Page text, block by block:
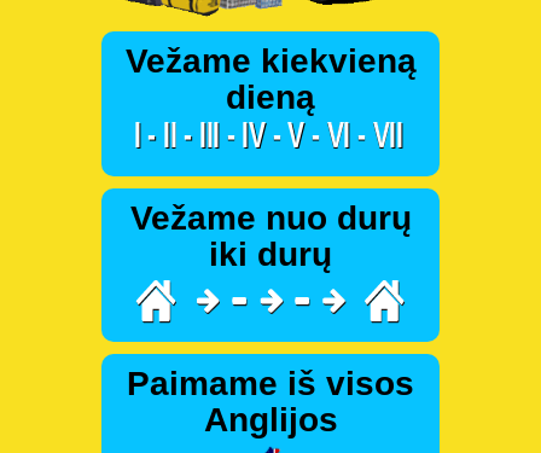
Vežame kiekvieną
dieną
Vežame nuo durų
iki durų
Paimame iš visos
Anglijos